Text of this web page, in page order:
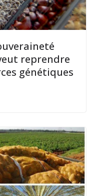
reprendre
génétiques